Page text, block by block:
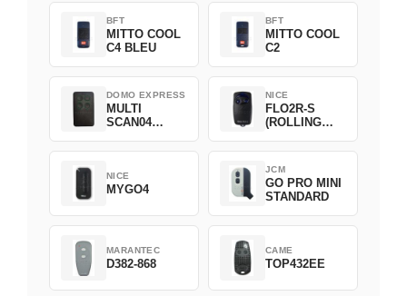
BFT
MITTO COOL
C4 BLEU
BFT
MITTO COOL
C2
DOMO EXPRESS
MULTI
SCAN04
NICE
FLO2R-S
(ROLLING
NICE
MYGO4
JCM
GO PRO MINI
STANDARD
MARANTEC
D382-868
CAME
TOP432EE